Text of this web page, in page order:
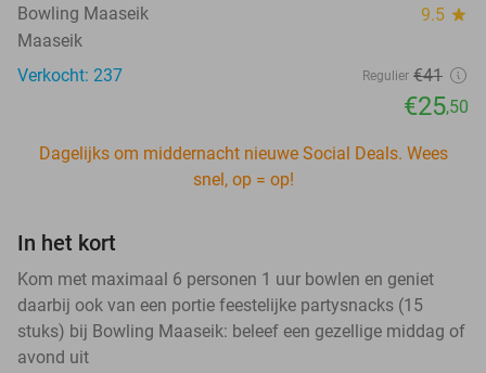
Bowling Maaseik 9.5 star
Maaseik
Verkocht: 237
Regulier €41
€25,50
Dagelijks om middernacht nieuwe Social Deals. Wees
snel, op = op!
In het kort
Kom met maximaal 6 personen 1 uur bowlen en geniet
daarbij ook van een portie feestelijke partysnacks (15
stuks) bij Bowling Maaseik: beleef een gezellige middag of
avond uit